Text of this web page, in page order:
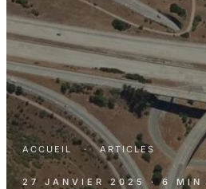
ACCUEIL · ARTICLES
27 JANVIER 2025 · 6 MIN